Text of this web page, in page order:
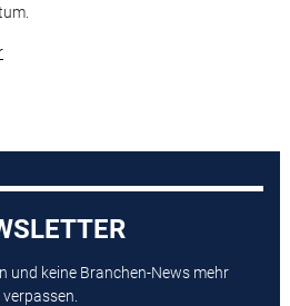
und keine Branchen-News mehr
verpassen.